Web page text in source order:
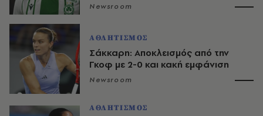
Newsroom
ΑΘΛΗΤΙΣΜΟΣ
Σάκκαρη: Αποκλεισμός από την
Γκοφ με 2-0 και κακή εμφάνιση
Newsroom
ΑΘΛΗΤΙΣΜΟΣ